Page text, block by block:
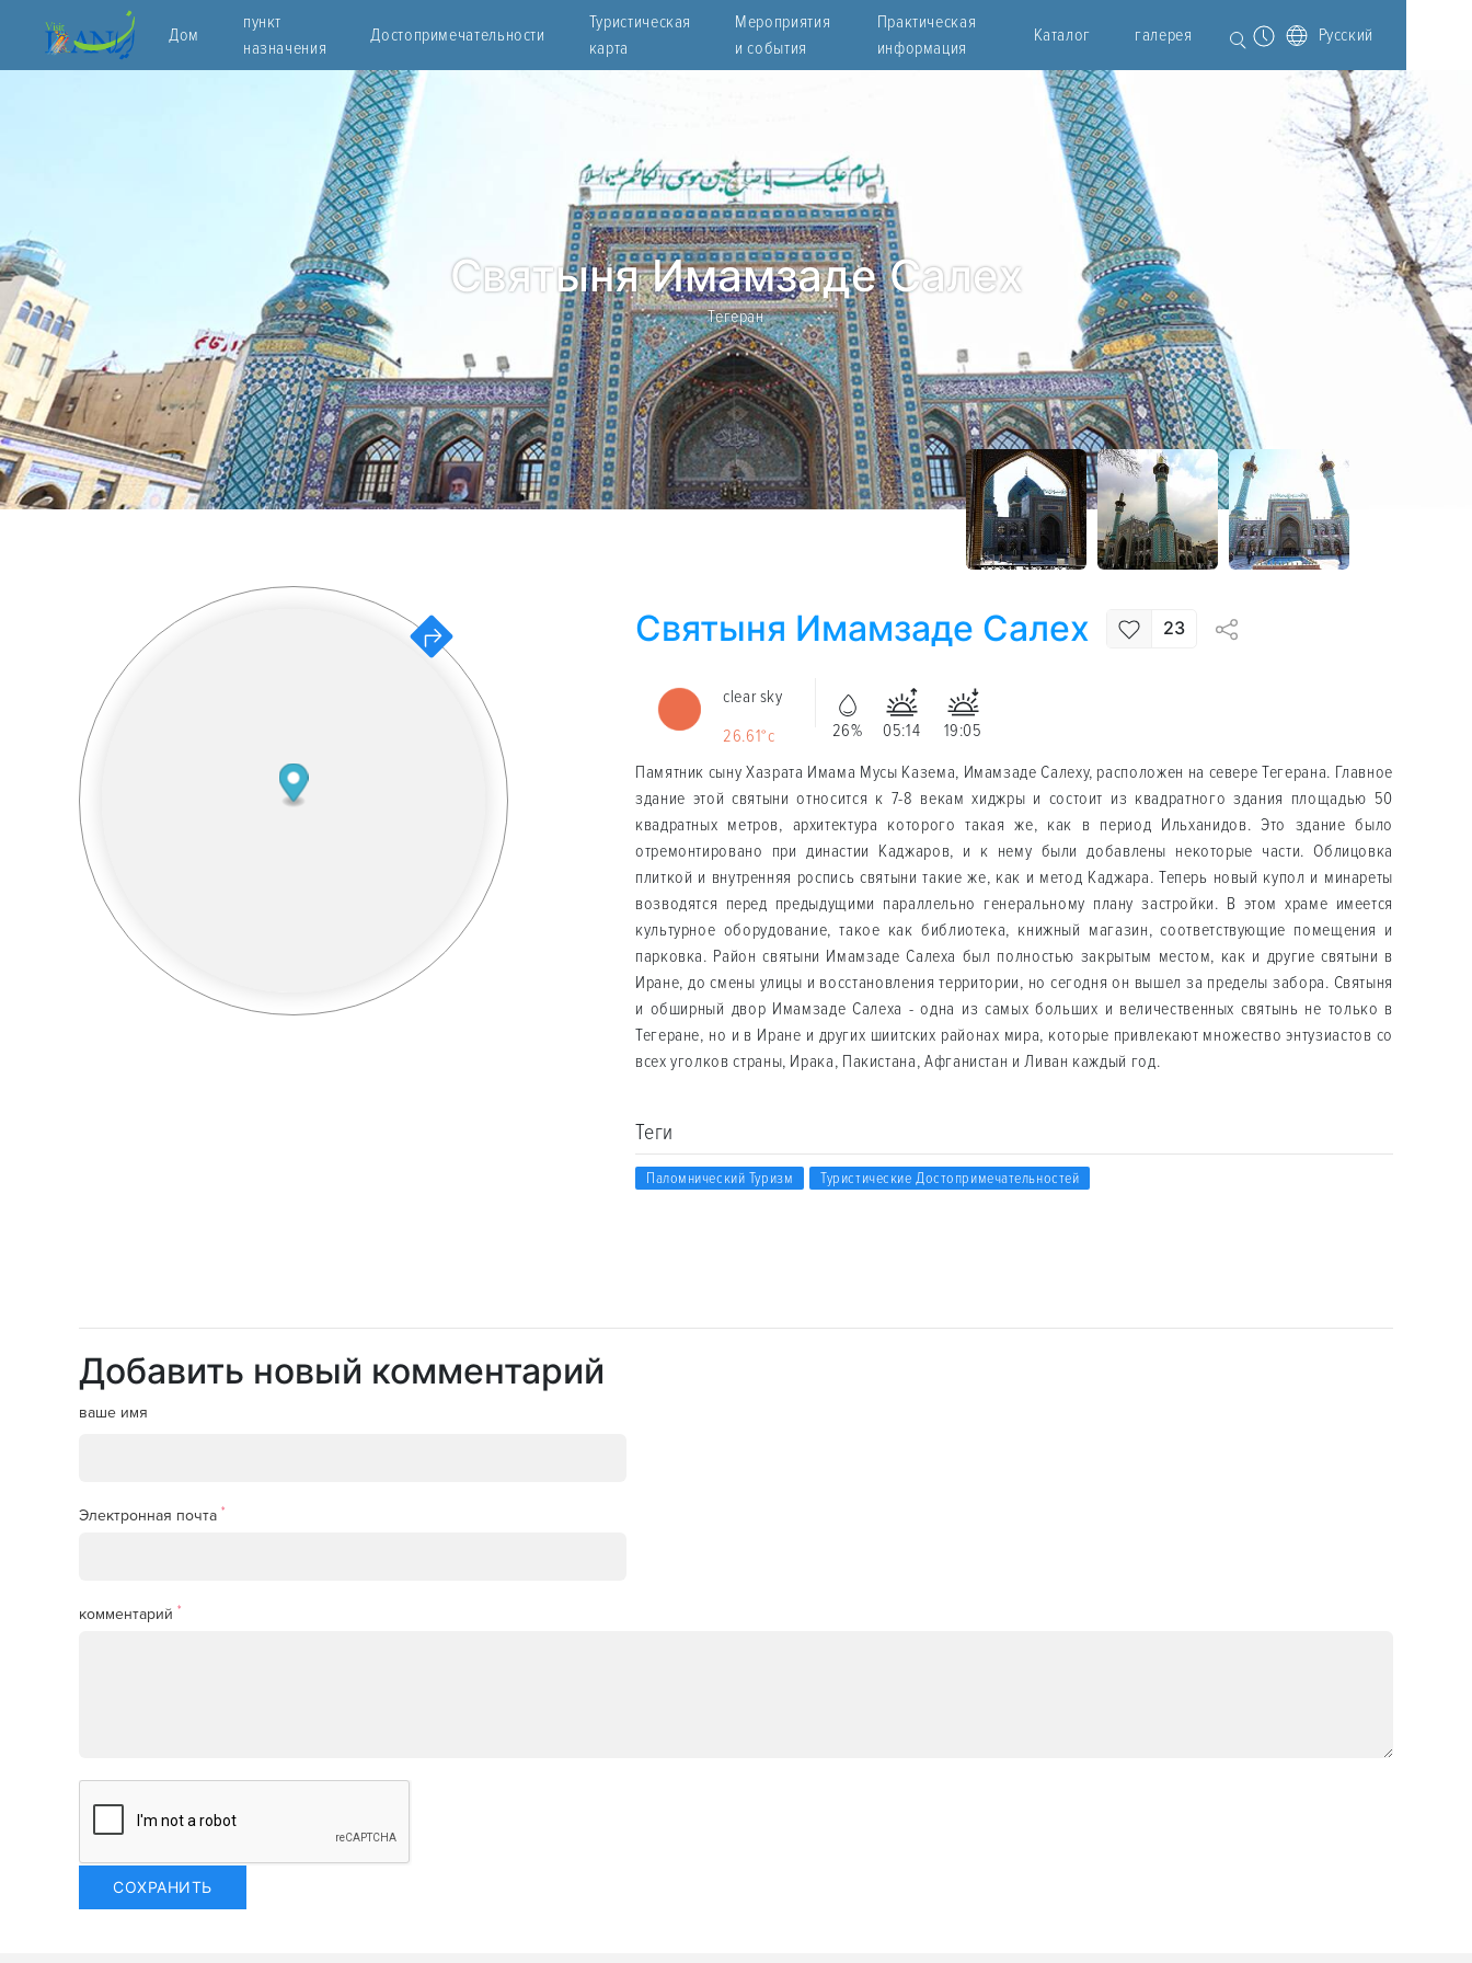
Дом
пункт
назначения
Достопримечательности
Туристическая
карта
Мероприятия
и события
Практическая
информация
Каталог галерея Русский
Святыня Имамзаде Салех
Тегеран
Святыня Имамзаде Салех 23
clear sky
26.61°c
26% 05:14
19:05
Памятник сыну Хазрата Имама Мусы Казема, Имамзаде Салеху, расположен на севере Тегерана. Главное
здание этой святыни относится к 7-8 векам хиджры и состоит из квадратного здания площадью 50
квадратных метров, архитектура которого такая же, как в период Ильханидов. Это здание было
отремонтировано при династии Каджаров, и к нему были добавлены некоторые части. Облицовка
плиткой и внутренняя роспись святыни такие же, как и метод Каджара. Теперь новый купол и минареты
возводятся перед предыдущими параллельно генеральному плану застройки. В этом храме имеется
культурное оборудование, такое как библиотека, книжный магазин, соответствующие помещения и
парковка. Район святыни Имамзаде Салеха был полностью закрытым местом, как и другие святыни в
Иране, до смены улицы и восстановления территории, но сегодня он вышел за пределы забора. Святыня
и обширный двор Имамзаде Салеха - одна из самых больших и величественных святынь не только в
Тегеране, но и в Иране и других шиитских районах мира, которые привлекают множество энтузиастов со
всех уголков страны, Ирака, Пакистана, Афганистан и Ливан каждый год.
Теги
Паломнический Туризм Туристические Достопримечательностей
Добавить новый комментарий
ваше имя
Электронная почта *
комментарий *